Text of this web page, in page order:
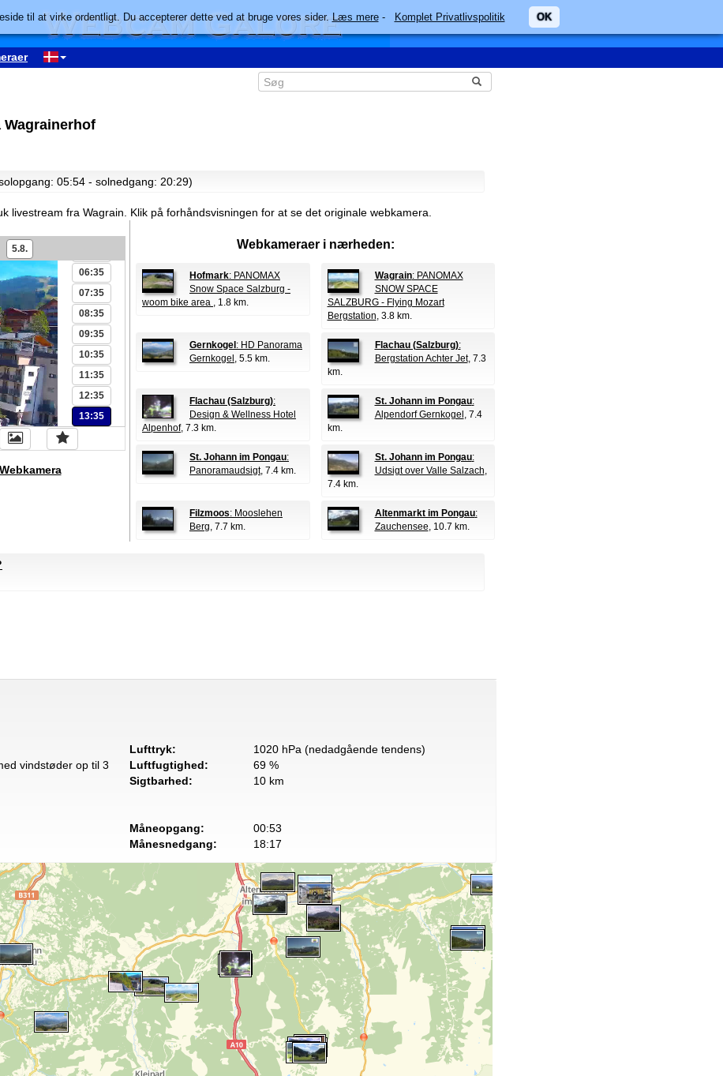
05:54 - solnedgang: 20:29)
livestream fra Wagrain. Klik på forhåndsvisningen for at se det originale webkamera.
5.8.
03:35
06:35
07:35
08:35
09:35
10:35
11:35
12:35
13:35
Webkameraer i nærheden:
Hofmark: PANOMAX
Snow Space Salzburg -
woom bike area , 1.8 km.
Wagrain: PANOMAX
SNOW SPACE
SALZBURG - Flying Mozart
Bergstation, 3.8 km.
Gernkogel : HD Panorama
Gernkogel , 5.5 km.
Flachau (Salzburg):
Bergstation Achter Jet, 7.3
km.
Flachau (Salzburg):
Design & Wellness Hotel
Alpenhof, 7.3 km.
St. Johann im Pongau:
Alpendorf Gernkogel , 7.4
km.
St. Johann im Pongau:
Panoramaudsigt, 7.4 km.
St. Johann im Pongau:
Udsigt over Valle Salzach,
7.4 km.
Filzmoos: Mooslehen
Berg, 7.7 km.
Altenmarkt im Pongau:
Zauchensee, 10.7 km.
vindstøder op til 3
Lufttryk:
1020 hPa (nedadgående tendens)
Luftfugtighed:
69 %
Sigtbarhed:
10 km
Måneopgang:
00:53
Månesnedgang:
18:17
til at virke ordentligt. Du accepterer dette ved at bruge vores sider.Læs mere- Komplet Privatlivspolitik OK